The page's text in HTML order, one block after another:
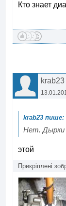
Кто знает
krab23
Нет. Дырки
этой
Прикріплені